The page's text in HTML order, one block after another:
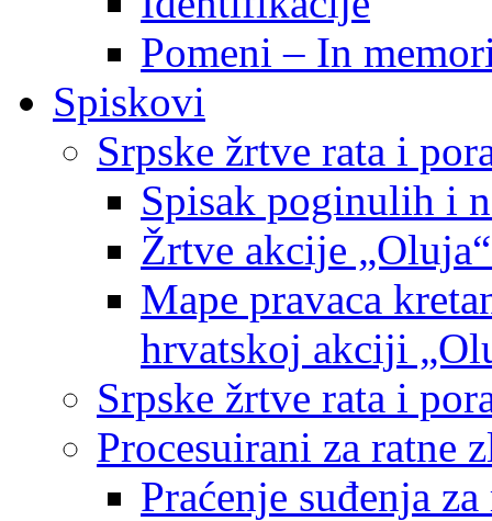
Pomeni – In
Spiskovi
Srpske žrtve rata i
Spisak poginulih i
Žrtve akcije
Mape pravaca
hrvatskoj akciji
Srpske žrtve rata i
Procesuirani za ratne
Praćenje suđenja